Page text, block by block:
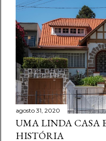
agosto 31, 2020
UMA LINDA CASA
HISTÓRIA